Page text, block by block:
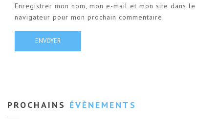
Enregistrer mon nom, mon e-mail et mon site dans le
navigateur pour mon prochain commentaire.
PROCHAINS ÉVÈNEMENTS